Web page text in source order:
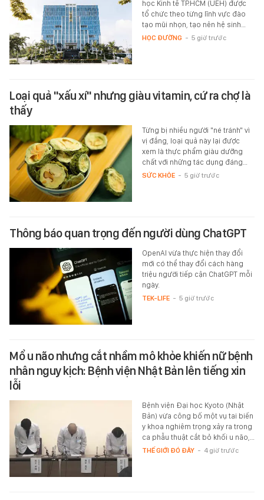
học Kinh tế TP.HCM (UEH) được
tổ chức theo từng lĩnh vực đào
tạo mũi nhọn, tạo nên hệ sinh…
HỌC ĐƯỜNG - 5 giờ trước
Loại quả "xấu xí" nhưng giàu vitamin, cứ ra chợ là
thấy
Từng bị nhiều người "né tránh" vì
vị đắng, loại quả này lại được
xem là thực phẩm giàu dưỡng
chất với những tác dụng đáng…
SỨC KHỎE - 5 giờ trước
Thông báo quan trọng đến người dùng ChatGPT
OpenAI vừa thực hiện thay đổi
mới có thể thay đổi cách hàng
triệu người tiếp cận ChatGPT mỗi
ngày.
TEK-LIFE - 5 giờ trước
Mổ u não nhưng cắt nhầm mô khỏe khiến nữ bệnh
nhân nguy kịch: Bệnh viện Nhật Bản lên tiếng xin
lỗi
Bệnh viện Đại học Kyoto (Nhật
Bản) vừa công bố một vụ tai biến
y khoa nghiêm trọng xảy ra trong
ca phẫu thuật cắt bỏ khối u não,…
THẾ GIỚI ĐÓ ĐÂY - 4 giờ trước